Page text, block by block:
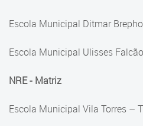
Escola Municipal Ditmar
Escola Municipal Ulisses
NRE - Matriz
Escola Municipal Vila Torres –